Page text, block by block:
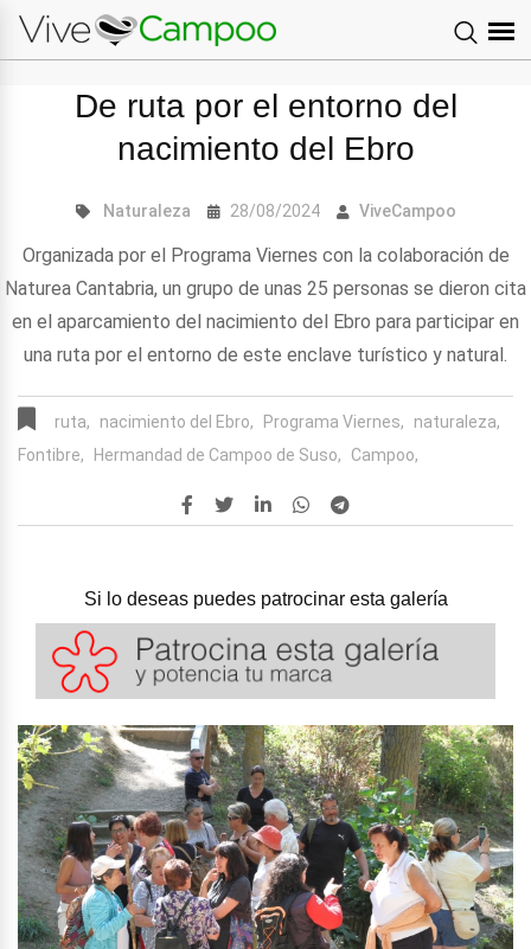
De ruta por el entorno del
nacimiento del Ebro
Naturaleza 28/08/2024 ViveCampoo
Organizada por el Programa Viernes con la colaboración de
Naturea Cantabria, un grupo de unas 25 personas se dieron cita
en el aparcamiento del nacimiento del Ebro para participar en
una ruta por el entorno de este enclave turístico y natural.
ruta, nacimiento del Ebro, Programa Viernes,
naturaleza,
Fontibre,
Hermandad de Campoo de Suso, Campoo,
Si lo deseas puedes patrocinar esta galería